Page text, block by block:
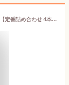
GOOD MORNING FARM 愛媛手作りピクルス 【定番詰め合わせ 4本セットB】/ お取り寄せ プレゼント ギフト ギフトセット 贈り物 記念日 パーティー お中元 お歳暮 内祝い 出産祝い 誕生日 母の日 父の日 ホワイトデー バレンタイン 送料込み